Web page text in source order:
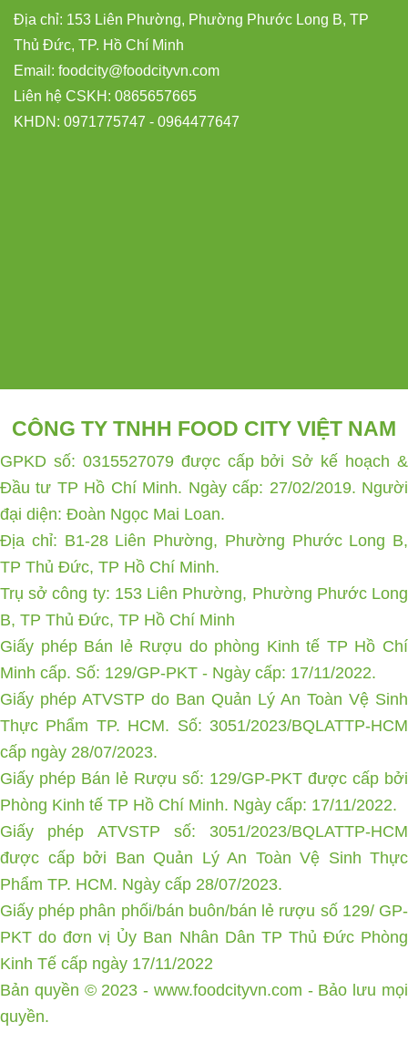
Địa chỉ: 153 Liên Phường, Phường Phước Long B, TP
Thủ Đức, TP. Hồ Chí Minh
Email: foodcity@foodcityvn.com
Liên hệ CSKH: 0865657665
KHDN: 0971775747 - 0964477647
CÔNG TY TNHH FOOD CITY VIỆT NAM
GPKD số: 0315527079 được cấp bởi Sở kế hoạch &
Đầu tư TP Hồ Chí Minh. Ngày cấp: 27/02/2019. Người
đại diện: Đoàn Ngọc Mai Loan.
Địa chỉ: B1-28 Liên Phường, Phường Phước Long B,
TP Thủ Đức, TP Hồ Chí Minh.
Trụ sở công ty: 153 Liên Phường, Phường Phước Long
B, TP Thủ Đức, TP Hồ Chí Minh
Giấy phép Bán lẻ Rượu do phòng Kinh tế TP Hồ Chí
Minh cấp. Số: 129/GP-PKT - Ngày cấp: 17/11/2022.
Giấy phép ATVSTP do Ban Quản Lý An Toàn Vệ Sinh
Thực Phẩm TP. HCM. Số: 3051/2023/BQLATTP-HCM
cấp ngày 28/07/2023.
Giấy phép Bán lẻ Rượu số: 129/GP-PKT được cấp bởi
Phòng Kinh tế TP Hồ Chí Minh. Ngày cấp: 17/11/2022.
Giấy phép ATVSTP số: 3051/2023/BQLATTP-HCM
được cấp bởi Ban Quản Lý An Toàn Vệ Sinh Thực
Phẩm TP. HCM. Ngày cấp 28/07/2023.
Giấy phép phân phối/bán buôn/bán lẻ rượu số 129/ GP-
PKT do đơn vị Ủy Ban Nhân Dân TP Thủ Đức Phòng
Kinh Tế cấp ngày 17/11/2022
Bản quyền © 2023 - www.foodcityvn.com - Bảo lưu mọi
quyền.